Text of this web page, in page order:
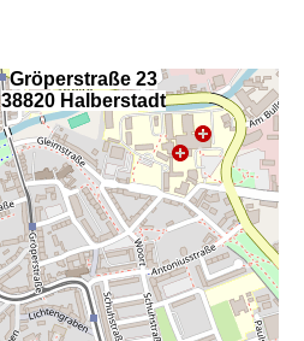
Gröperstraße 23
38820 Halberstadt